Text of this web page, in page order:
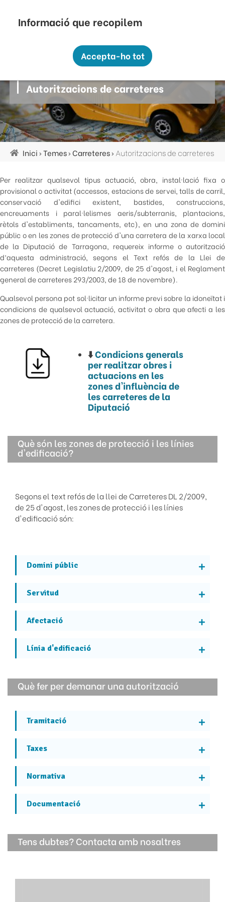
contingut
Autoritzacions de carreteres
Inici Temes Carreteres Autoritzacions de carreteres
Per realitzar qualsevol tipus actuació, obra, instal·lació fixa o
provisional o activitat (accessos, estacions de servei, talls de carril,
conservació d'edifici existent, bastides, construccions,
encreuaments i paral·lelismes aeris/subterranis, plantacions,
rètols d'establiments, tancaments, etc), en una zona de domini
públic o en les zones de protecció d'una carretera de la xarxa local
de la Diputació de Tarragona, requereix informe o autorització
d’aquesta administració, segons el Text refós de la Llei de
carreteres (Decret Legislatiu 2/2009, de 25 d'agost, i el Reglament
general de carreteres 293/2003, de 18 de novembre).
Qualsevol persona pot sol·licitar un informe previ sobre la idoneïtat i
condicions de qualsevol actuació, activitat o obra que afecti a les
zones de protecció de la carretera.
⬇️Condicions generals
per realitzar obres i
actuacions en les
zones d'influència de
les carreteres de la
Diputació
Què són les zones de protecció i les línies
d'edificació?
Segons el text refós de la llei de Carreteres DL 2/2009,
de 25 d'agost, les zones de protecció i les línies
d'edificació són:
Domini públic
Servitud
Afectació
Línia d'edificació
Què fer per demanar una autorització
Tramitació
Taxes
Normativa
Documentació
Tens dubtes? Contacta amb nosaltres
personal amb les següents finalitats:
Funcionalitat, Analítica.
Més informació
Canviar preferències
Accepta-ho tot